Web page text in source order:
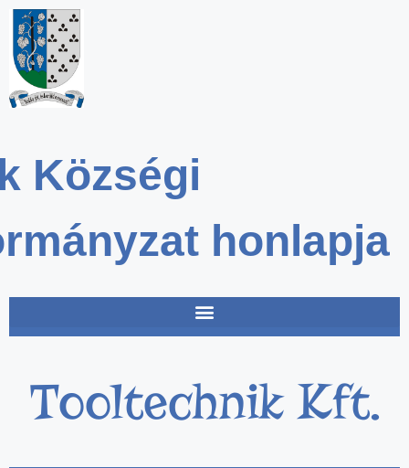
Községi
honlapja
Tooltechnik Kft.